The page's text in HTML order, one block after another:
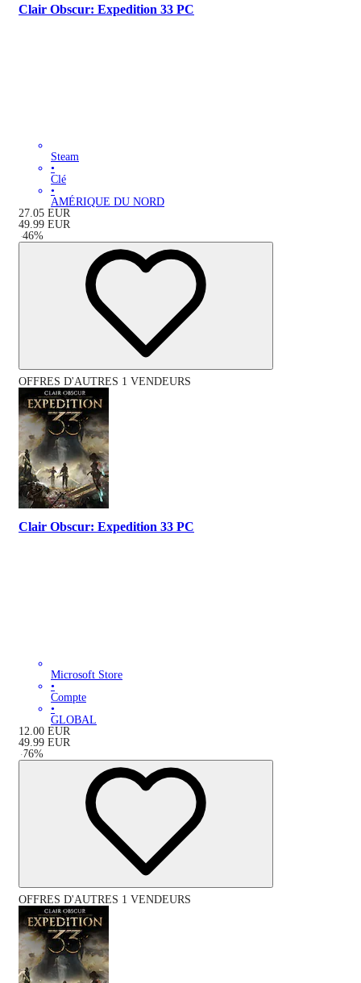
Clair Obscur: Expedition 33 PC
Steam
•
Clé
•
AMÉRIQUE DU NORD
27.05 EUR
49.99 EUR
-46%
OFFRES D'AUTRES 1 VENDEURS
Clair Obscur: Expedition 33 PC
Microsoft Store
•
Compte
•
GLOBAL
12.00 EUR
49.99 EUR
-76%
OFFRES D'AUTRES 1 VENDEURS